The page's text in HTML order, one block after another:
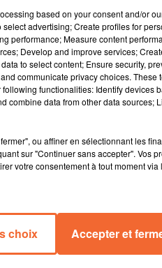
bressuirais.
des retransmissions en
based on your consent and/or
advertising; Create profiles for
performance; Measure content
Develop and improve services;
to select content; Ensure security,
communicate privacy choices.
functionalities: Identify devices
combine data from other data sources;
ou affiner en sélectionnant les
sur "Continuer sans accepter". Vos
votre consentement à tout moment
choix Accepter et